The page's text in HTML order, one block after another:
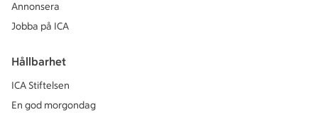
Annonsera
Jobba på ICA
Hållbarhet
ICA Stiftelsen
En god morgondag